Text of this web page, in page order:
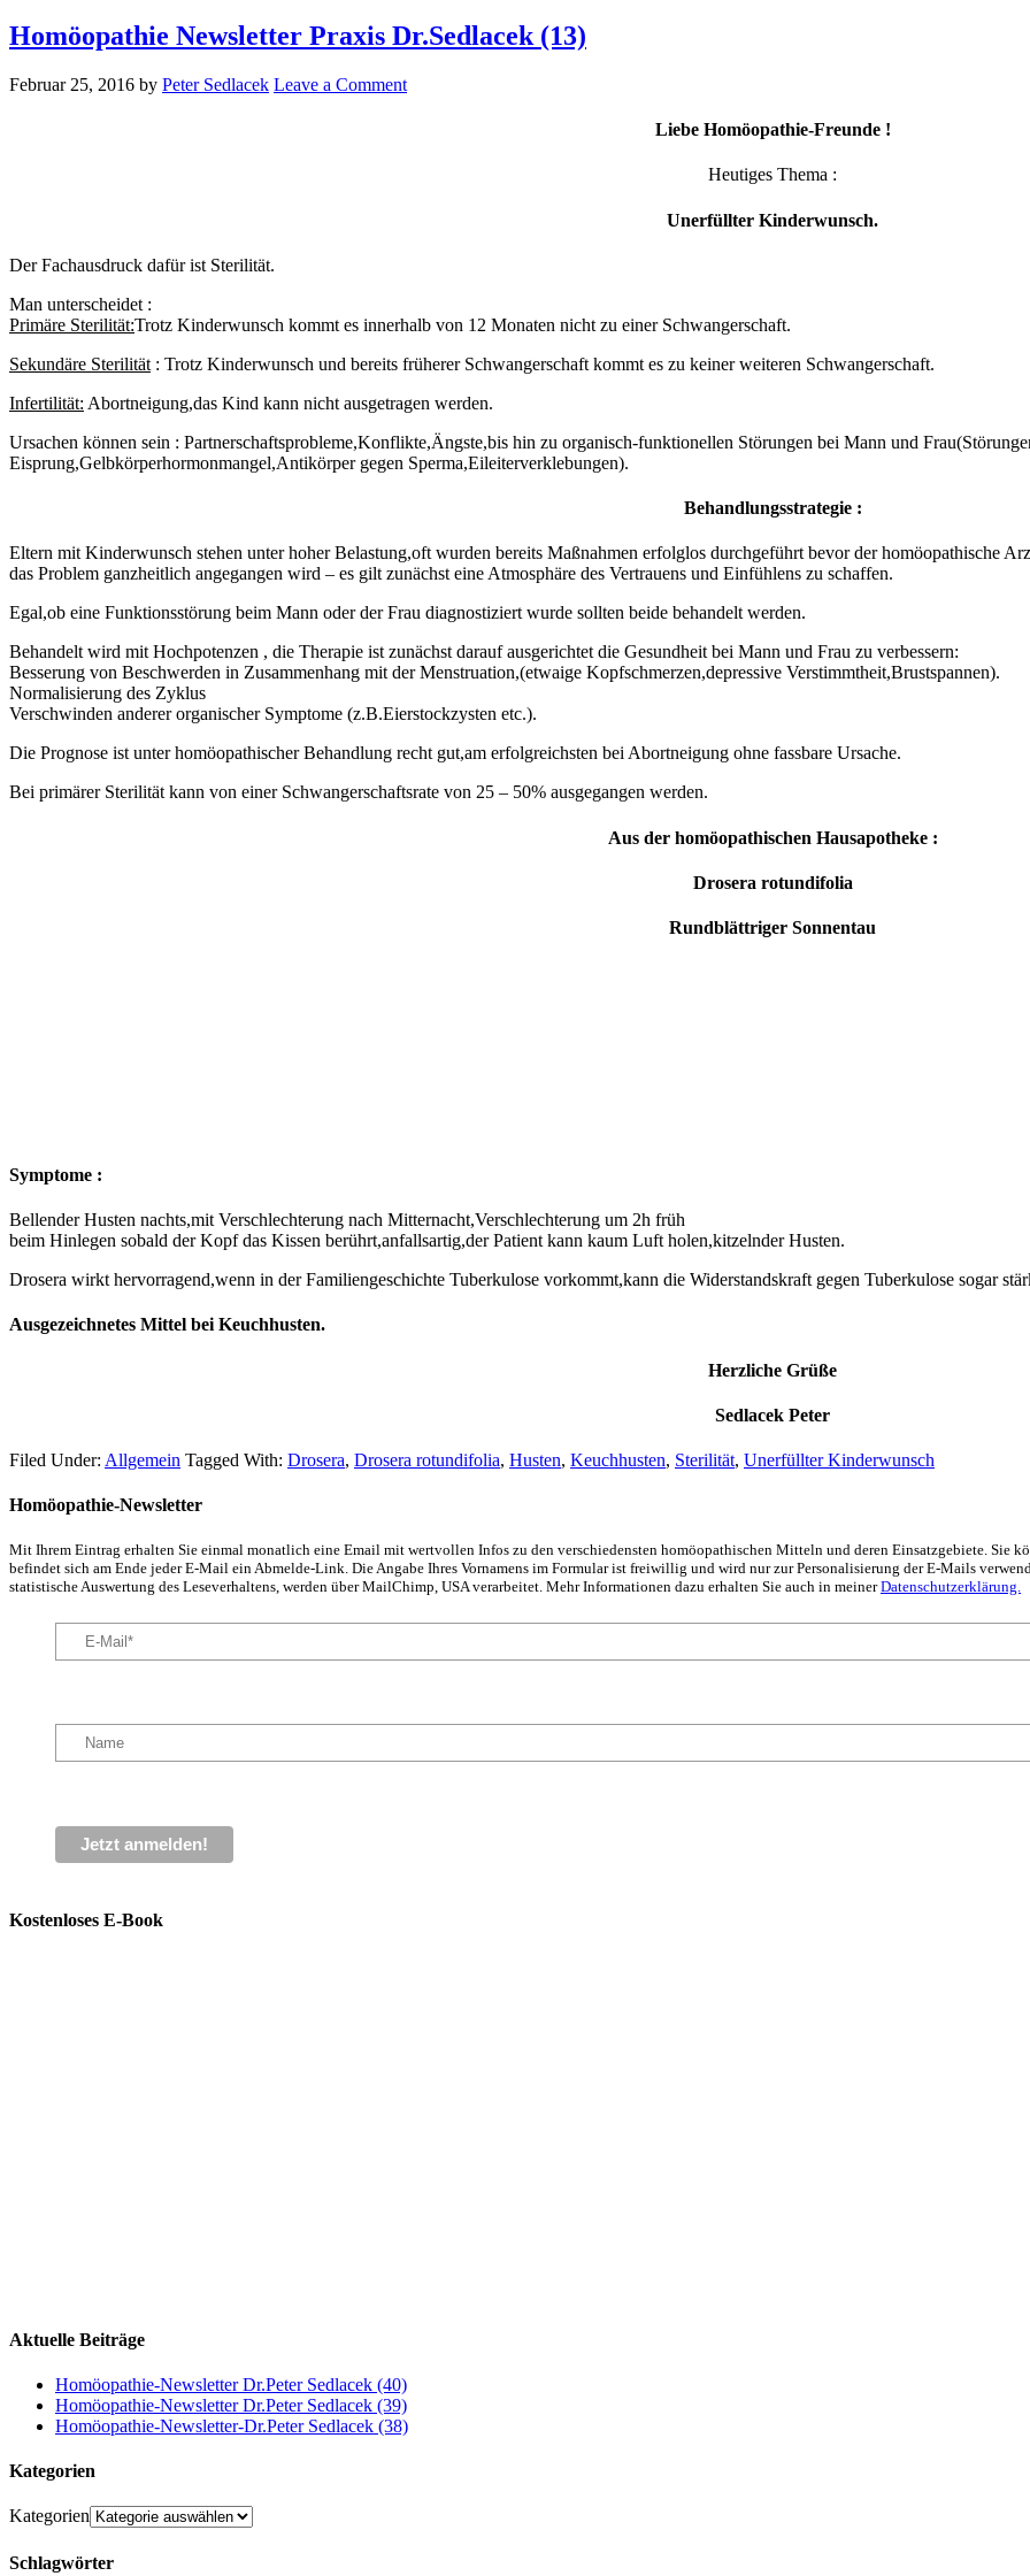
Homöopathie Newsletter Praxis Dr.Sedlacek (13)
Februar 25, 2016 by Peter Sedlacek Leave a Comment
Liebe Homöopathie-Freunde !
Heutiges Thema :
Unerfüllter Kinderwunsch.
Der Fachausdruck dafür ist Sterilität.
Man unterscheidet :
Primäre Sterilität:Trotz Kinderwunsch kommt es innerhalb von 12 Monaten nicht zu einer Schwangerschaft.
Sekundäre Sterilität : Trotz Kinderwunsch und bereits früherer Schwangerschaft kommt es zu keiner weiteren Schwangerschaft.
Infertilität: Abortneigung,das Kind kann nicht ausgetragen werden.
Ursachen können sein : Partnerschaftsprobleme,Konflikte,Ängste,bis hin zu organisch-funktionellen Störungen bei Mann und
Eisprung,Gelbkörperhormonmangel,Antikörper gegen Sperma,Eileiterverklebungen).
Behandlungsstrategie :
Eltern mit Kinderwunsch stehen unter hoher Belastung,oft wurden bereits Maßnahmen erfolglos durchgeführt bevor der homöopathische
das Problem ganzheitlich angegangen wird – es gilt zunächst eine Atmosphäre des Vertrauens und Einfühlens zu schaffen.
Egal,ob eine Funktionsstörung beim Mann oder der Frau diagnostiziert wurde sollten beide behandelt werden.
Behandelt wird mit Hochpotenzen , die Therapie ist zunächst darauf ausgerichtet die Gesundheit bei Mann und Frau zu verbessern:
Besserung von Beschwerden in Zusammenhang mit der Menstruation,(etwaige Kopfschmerzen,depressive Verstimmtheit,Brustspannen).
Normalisierung des Zyklus
Verschwinden anderer organischer Symptome (z.B.Eierstockzysten etc.).
Die Prognose ist unter homöopathischer Behandlung recht gut,am erfolgreichsten bei Abortneigung ohne fassbare Ursache.
Bei primärer Sterilität kann von einer Schwangerschaftsrate von 25 – 50% ausgegangen werden.
Aus der homöopathischen Hausapotheke :
Drosera rotundifolia
Rundblättriger Sonnentau
Symptome :
Bellender Husten nachts,mit Verschlechterung nach Mitternacht,Verschlechterung um 2h früh
beim Hinlegen sobald der Kopf das Kissen berührt,anfallsartig,der Patient kann kaum Luft holen,kitzelnder Husten.
Drosera wirkt hervorragend,wenn in der Familiengeschichte Tuberkulose vorkommt,kann die Widerstandskraft gegen Tuberkulose sogar
Ausgezeichnetes Mittel bei Keuchhusten.
Herzliche Grüße
Sedlacek Peter
Filed Under: Allgemein Tagged With: Drosera, Drosera rotundifolia, Husten, Keuchhusten, Sterilität, Unerfüllter Kinderwunsch
Homöopathie-Newsletter
Mit Ihrem Eintrag erhalten Sie einmal monatlich eine Email mit wertvollen Infos zu den verschiedensten homöopathischen Mitteln und deren Einsatzgebiete. Sie
befindet sich am Ende jeder E-Mail ein Abmelde-Link. Die Angabe Ihres Vornamens im Formular ist freiwillig und wird nur zur Personalisierung der E-Mails
statistische Auswertung des Leseverhaltens, werden über MailChimp, USA verarbeitet. Mehr Informationen dazu erhalten Sie auch in meinerDatenschutzerklärung.
Kostenloses E-Book
Aktuelle Beiträge
Homöopathie-Newsletter Dr.Peter Sedlacek (40)
Homöopathie-Newsletter Dr.Peter Sedlacek (39)
Homöopathie-Newsletter-Dr.Peter Sedlacek (38)
Kategorien
Kategorien
Schlagwörter